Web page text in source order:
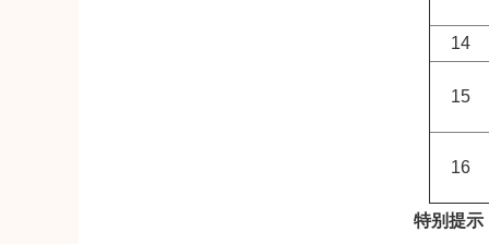
14
15
16
特别提示